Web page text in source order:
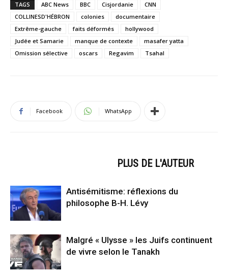
TAGS ABC News BBC Cisjordanie
CNN
COLLINESD'HÉBRON
colonies
documentaire
Extrême-gauche
faits déformés
hollywood
Judée et Samarie
manque de contexte
masafer yatta
Omission sélective
oscars Regavim Tsahal
Facebook WhatsApp
PLUS DE L'AUTEUR
Antisémitisme: réflexions du
philosophe B-H. Lévy
Malgré « Ulysse » les Juifs continuent
de vivre selon le Tanakh